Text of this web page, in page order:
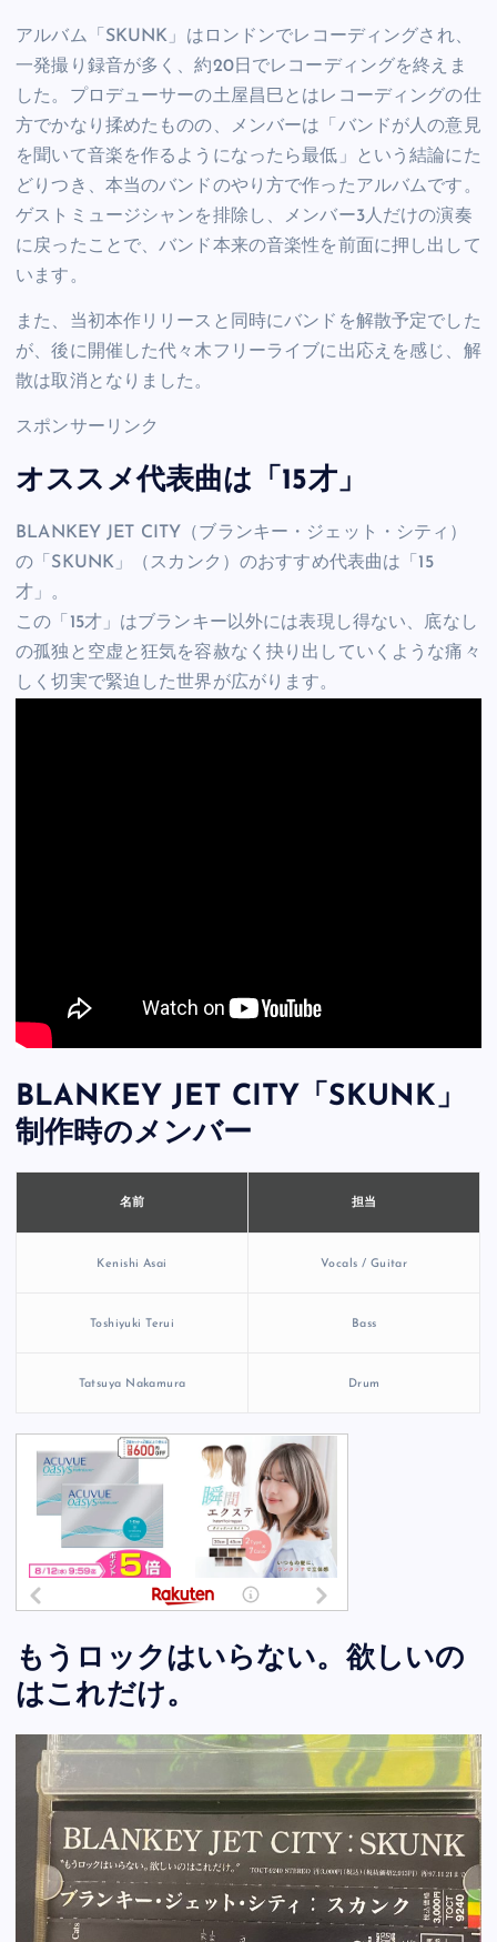
アルバム「SKUNK」はロンドンでレコーディングされ、
一発撮り録音が多く、約20日でレコーディングを終えま
した。プロデューサーの土屋昌巳とはレコーディングの仕
方でかなり揉めたものの、メンバーは「バンドが人の意見
を聞いて音楽を作るようになったら最低」という結論にた
どりつき、本当のバンドのやり方で作ったアルバムです。
ゲストミュージシャンを排除し、メンバー3人だけの演奏
に戻ったことで、バンド本来の音楽性を前面に押し出して
います。
また、当初本作リリースと同時にバンドを解散予定でした
が、後に開催した代々木フリーライブに出応えを感じ、解
散は取消となりました。
スポンサーリンク
オススメ代表曲は「15才」
BLANKEY JET CITY（ブランキー・ジェット・シティ）
の「SKUNK」（スカンク）のおすすめ代表曲は「15
才」。
この「15才」はブランキー以外には表現し得ない、底なし
の孤独と空虚と狂気を容赦なく抉り出していくような痛々
しく切実で緊迫した世界が広がります。
BLANKEY JET CITY「SKUNK」
制作時のメンバー
名前 担当
Kenishi Asai Vocals / Guitar
Toshiyuki Terui Bass
Tatsuya Nakamura Drum
もうロックはいらない。欲しいの
はこれだけ。